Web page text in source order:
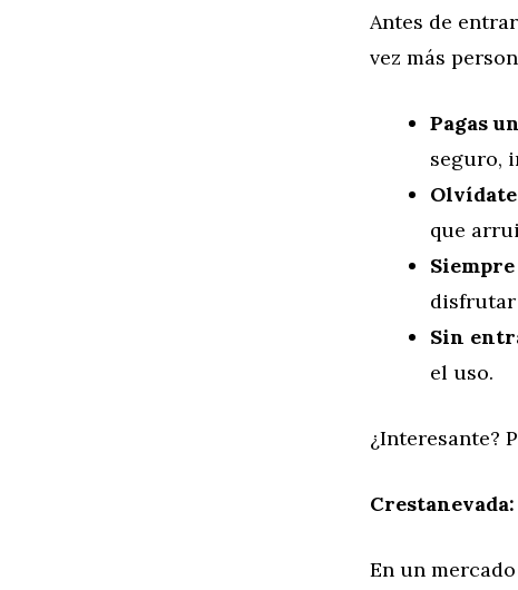
Antes de
vez más
Pagas
seguro,
que
disfrutar
Sin
el uso.
¿Interesante?
En un